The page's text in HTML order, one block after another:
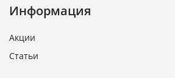
Информация
Акции
Статьи